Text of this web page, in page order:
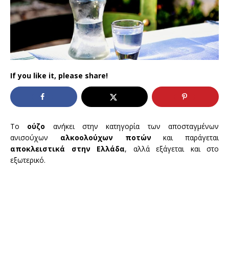
If you like it, please share!
Το ούζο ανήκει στην κατηγορία των αποσταγμένων
ανισούχων αλκοολούχων ποτώνκαι παράγεται
αποκλειστικά
στην Ελλάδα, αλλά εξάγεται και στο
εξωτερικό.